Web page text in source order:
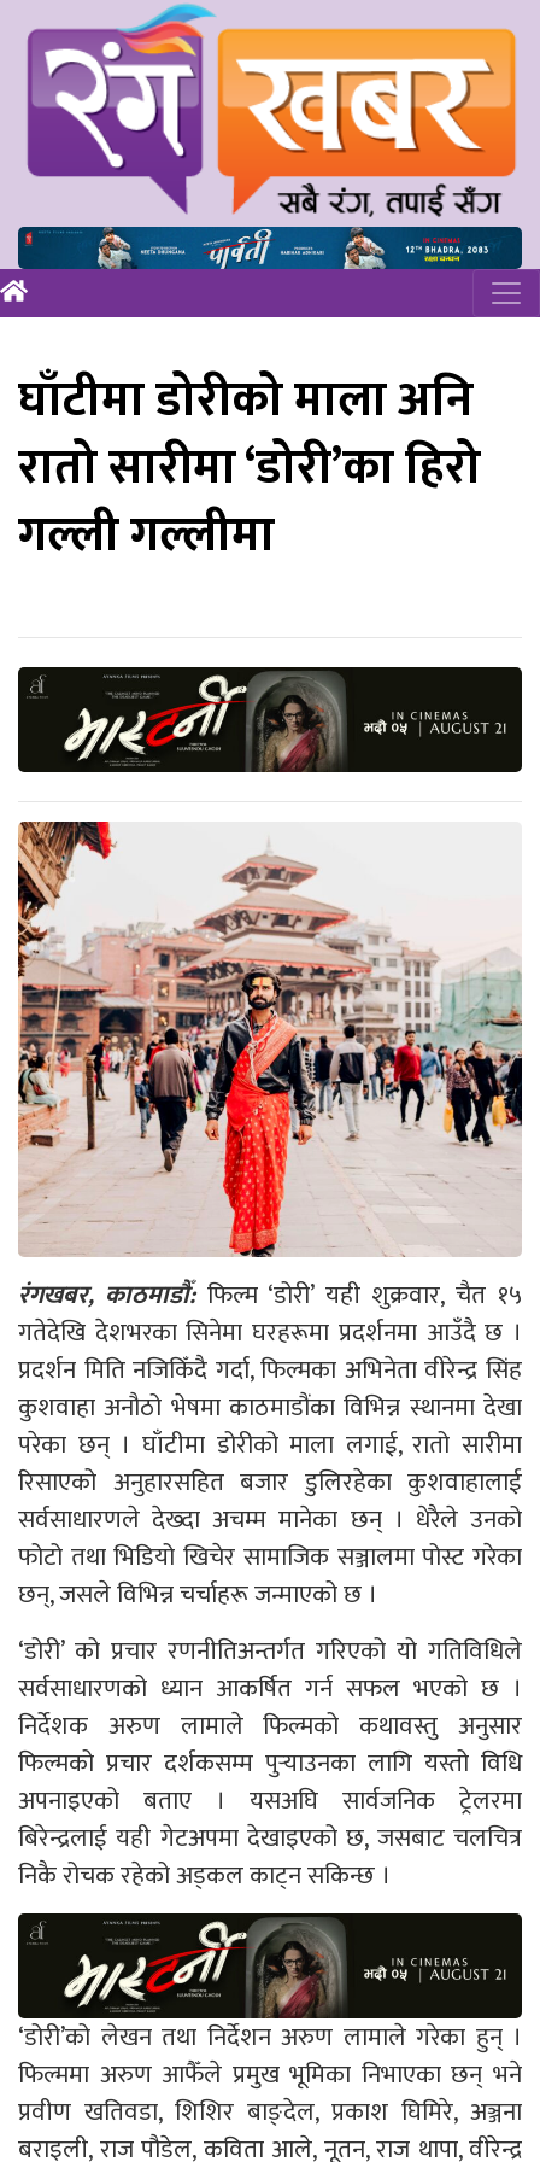
घाँटीमा डोरीको माला अनि
रातो सारीमा ‘डोरी’का हिरो
गल्ली गल्लीमा
रंगखबर, काठमाडौँ: फिल्म ‘डोरी’ यही शुक्रवार, चैत १५
गतेदेखि देशभरका सिनेमा घरहरूमा प्रदर्शनमा आउँदै छ ।
प्रदर्शन मिति नजिकिँदै गर्दा, फिल्मका अभिनेता वीरेन्द्र सिंह
कुशवाहा अनौठो भेषमा काठमाडौंका विभिन्न स्थानमा देखा
परेका छन् । घाँटीमा डोरीको माला लगाई, रातो सारीमा
रिसाएको अनुहारसहित बजार डुलिरहेका कुशवाहालाई
सर्वसाधारणले देख्दा अचम्म मानेका छन् । धेरैले उनको
फोटो तथा भिडियो खिचेर सामाजिक सञ्जालमा पोस्ट गरेका
छन्, जसले विभिन्न चर्चाहरू जन्माएको छ ।
‘डोरी’ को प्रचार रणनीतिअन्तर्गत गरिएको यो गतिविधिले
सर्वसाधारणको ध्यान आकर्षित गर्न सफल भएको छ ।
निर्देशक अरुण लामाले फिल्मको कथावस्तु अनुसार
फिल्मको प्रचार दर्शकसम्म पुर्‍याउनका लागि यस्तो विधि
अपनाइएको बताए । यसअघि सार्वजनिक ट्रेलरमा
बिरेन्द्रलाई यही गेटअपमा देखाइएको छ, जसबाट चलचित्र
निकै रोचक रहेको अड्कल काट्न सकिन्छ ।
‘डोरी’को लेखन तथा निर्देशन अरुण लामाले गरेका हुन् ।
फिल्ममा अरुण आफैँले प्रमुख भूमिका निभाएका छन् भने
प्रवीण खतिवडा, शिशिर बाङ्देल, प्रकाश घिमिरे, अञ्जना
बराइली, राज पौडेल, कविता आले, नूतन, राज थापा, वीरेन्द्र